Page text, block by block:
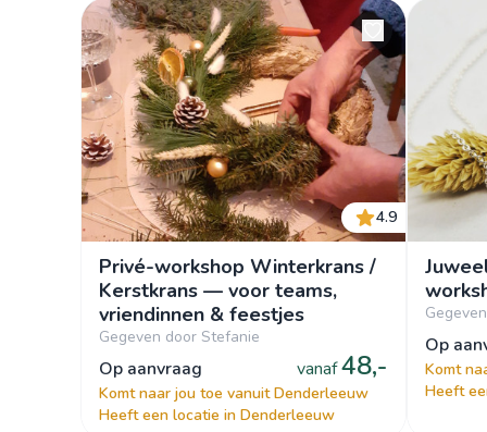
4.9
Privé-workshop Winterkrans /
Kerstkrans — voor teams,
vriendinnen & feestjes
Gegeven door Stefanie
op aanvraag vanaf48,-
Komt naar jou toe vanuit Denderleeuw
Heeft een locatie in Denderleeuw
op
Komt
Heeft